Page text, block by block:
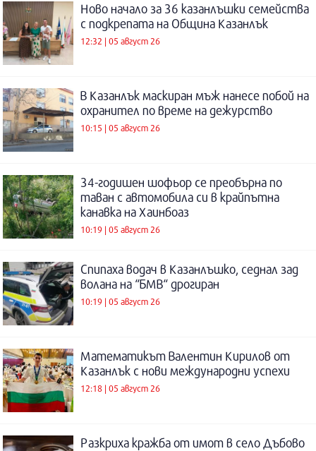
Ново начало за 36 казанлъшки семейства
с подкрепата на Община Казанлък
12:32 | 05 август 26
В Казанлък маскиран мъж нанесе побой на
охранител по време на дежурство
10:15 | 05 август 26
34-годишен шофьор се преобърна по
таван с автомобила си в крайпътна
канавка на Хаинбоаз
10:19 | 05 август 26
Спипаха водач в Казанлъшко, седнал зад
волана на “БМВ“ дрогиран
10:19 | 05 август 26
Математикът Валентин Кирилов от
Казанлък с нови международни успехи
12:18 | 05 август 26
Разкриха кражба от имот в село Дъбово